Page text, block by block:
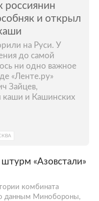
россиянин
и открыл
на Руси. У
до самой
ни одно важное
«Ленте.ру»
Зайцев,
каши и Кашинских
«Азовстали»
комбината
данным Минобороны,